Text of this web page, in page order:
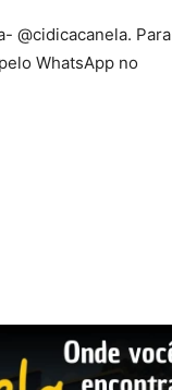
@cidicacanela. Para
WhatsApp no